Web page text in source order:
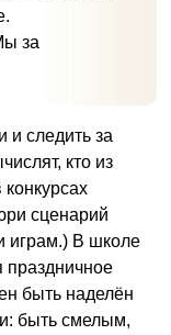
за
и следить за
кто из
сценарий
играм.) В школе
праздничное
быть наделён
быть смелым,